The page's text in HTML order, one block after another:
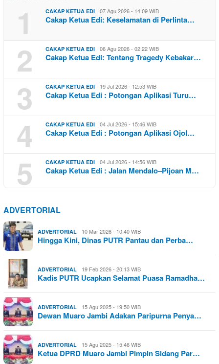
1 CAKAP KETUA EDI 07 Agu 2026 - 14:09 WIB
Cakap Ketua Edi: Keselamatan di Perlinta…
2 CAKAP KETUA EDI 06 Agu 2026 - 02:22 WIB
Cakap Ketua Edi: Tentang Tragedy Kebakar…
3 CAKAP KETUA EDI 19 Jul 2026 - 12:53 WIB
Cakap Ketua Edi : Potongan Aplikasi Turu…
4 CAKAP KETUA EDI 04 Jul 2026 - 15:46 WIB
Cakap Ketua Edi : Potongan Aplikasi Ojol…
5 CAKAP KETUA EDI 04 Jul 2026 - 14:56 WIB
Cakap Ketua Edi : Jalan Mendalo–Pijoan M…
ADVERTORIAL
ADVERTORIAL 10 Mar 2026 - 10:40 WIB
Hingga Kini, Dinas PUTR Pantau dan Perba…
ADVERTORIAL 19 Feb 2026 - 20:13 WIB
Kadis PUTR Ucapkan Selamat Puasa Ramadha…
ADVERTORIAL 15 Agu 2025 - 19:50 WIB
Dewan Muaro Jambi Adakan Paripurna Penya…
ADVERTORIAL 15 Agu 2025 - 15:46 WIB
Ketua DPRD Muaro Jambi Pimpin Sidang Par…